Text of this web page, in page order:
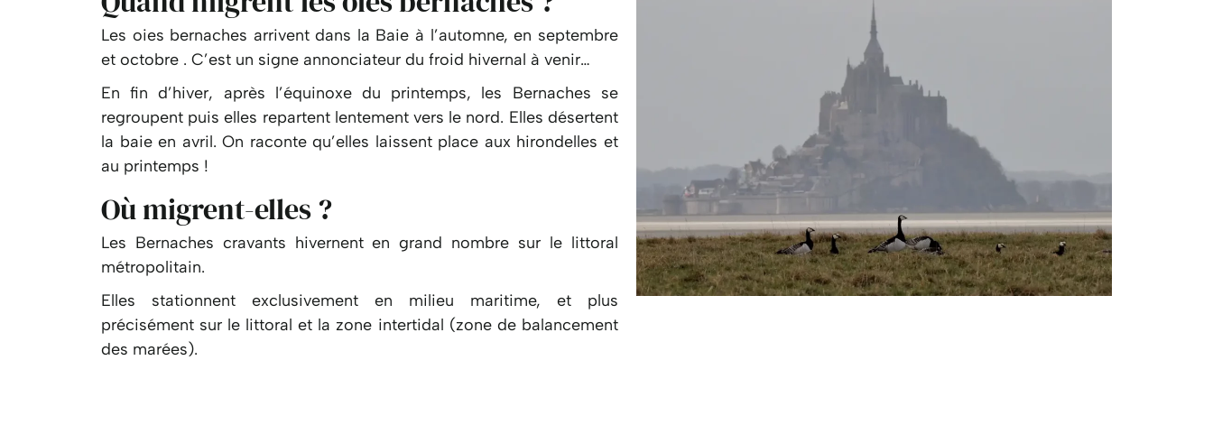
Les oies bernaches arrivent dans la Baie à l’automne, en septembre
et octobre . C’est un signe annonciateur du froid hivernal à venir…
En fin d’hiver, après l’équinoxe du printemps, les Bernaches se
regroupent puis elles repartent lentement vers le nord. Elles désertent
la baie en avril. On raconte qu’elles laissent place aux hirondelles et
au printemps !
Où migrent-elles ?
Les Bernaches cravants hivernent en grand nombre sur le littoral
métropolitain.
Elles stationnent exclusivement en milieu maritime, et plus
précisément sur le littoral et la zone intertidal (zone de balancement
des marées).